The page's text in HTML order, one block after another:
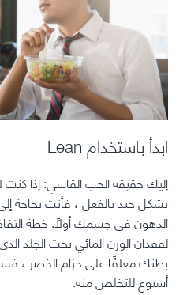
ابدأ باستخدام Lean
إليك حقيقة الحب القاسي: إذا كنت
بشكل جيد بالفعل ، فأنت بحاجة
الدهون في جسمك أولاً. خطة
لفقدان الوزن المائي تحت الجلد
بطنك معلقًا على حزام الخصر ،
أسبوع للتخلص منه.